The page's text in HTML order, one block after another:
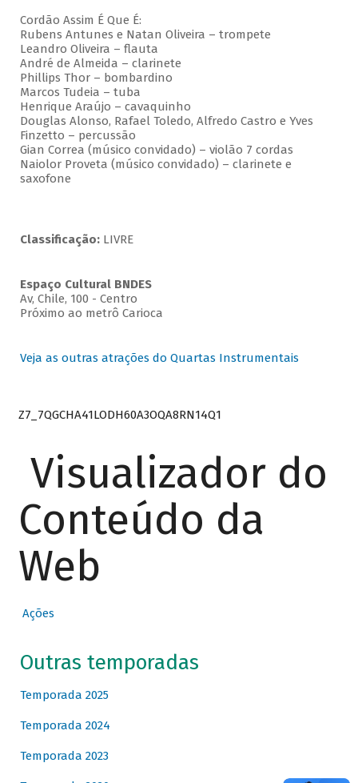
Cordão Assim É Que É:
Rubens Antunes e Natan Oliveira – trompete
Leandro Oliveira – flauta
André de Almeida – clarinete
Phillips Thor – bombardino
Marcos Tudeia – tuba
Henrique Araújo – cavaquinho
Douglas Alonso, Rafael Toledo, Alfredo Castro e Yves
Finzetto – percussão
Gian Correa (músico convidado) – violão 7 cordas
Naiolor Proveta (músico convidado) – clarinete e
saxofone
Classificação: LIVRE
Espaço Cultural BNDES
Av, Chile, 100 - Centro
Próximo ao metrô Carioca
Veja as outras atrações do Quartas Instrumentais
Z7_7QGCHA41LODH60A3OQA8RN14Q1
Visualizador do
Conteúdo da
Web
Ações
Outras temporadas
Temporada 2025
Temporada 2024
Temporada 2023